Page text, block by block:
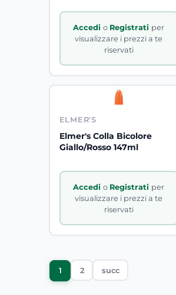
Accedio Registrati per
visualizzare i prezzi a te
riservati
ELMER'S
Elmer's Colla Bicolore
Giallo/Rosso 147ml
Accedio Registrati per
visualizzare i prezzi a te
riservati
1
2 succ